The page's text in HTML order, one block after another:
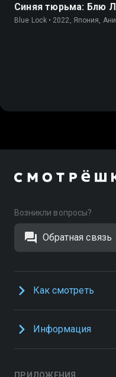
Синяя тюрьма: Блю
Blue Lock • 2022, Япония,
Возникли вопросы?
Обратная связь
Как смотреть
Информация
ПРИЛОЖЕНИЯ